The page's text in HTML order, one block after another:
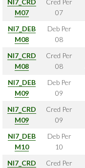
NI7_CRD
M07
Cred Per
07
NI7_DEB
M08
Deb Per
08
NI7_CRD
M08
Cred Per
08
NI7_DEB
M09
Deb Per
09
NI7_CRD
M09
Cred Per
09
NI7_DEB
M10
Deb Per
10
NI7_CRD Cred Per